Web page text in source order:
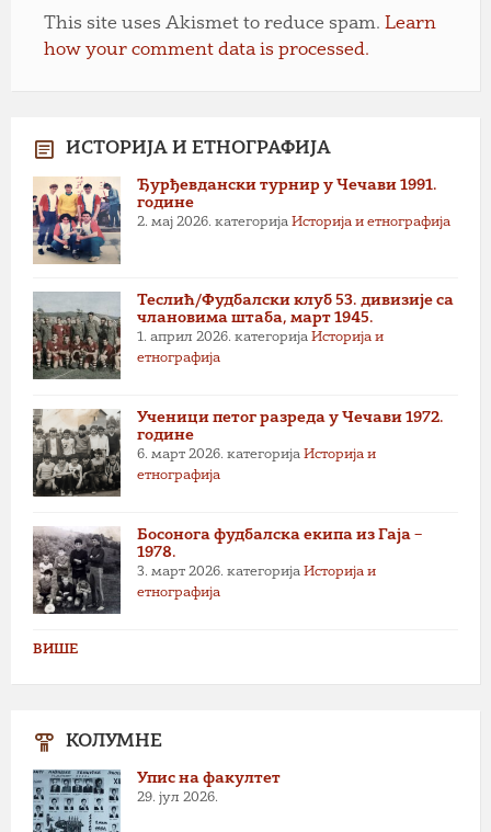
This site uses Akismet to reduce spam. Learn
how your comment data is processed.
ИСТОРИЈА И ЕТНОГРАФИЈА
Ђурђевдански турнир у Чечави 1991.
године
2. мај 2026. категорија Историја и етнографија
Теслић/Фудбалски клуб 53. дивизије са
члановима штаба, март 1945.
1. април 2026. категорија Историја и
етнографија
Ученици петог разреда у Чечави 1972.
године
6. март 2026. категорија Историја и
етнографија
Босонога фудбалска екипа из Гаја –
1978.
3. март 2026. категорија Историја и
етнографија
ВИШЕ
КОЛУМНЕ
Упис на факултет
29. јул 2026.